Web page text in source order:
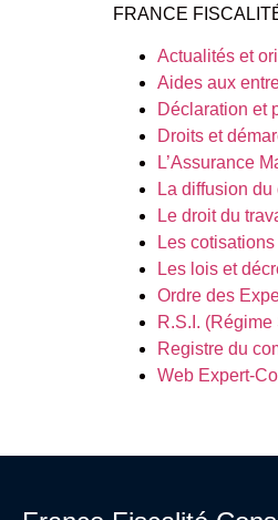
FRANCE
Actualités et
Aides aux
Déclaration et
Droits et
L’Assurance
La diffusion du
Le droit du
Les
Les lois et
Ordre des
R.S.I.
Registre du
Web Expert-